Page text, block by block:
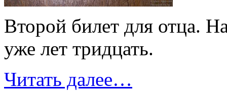
Второй билет для отца.
уже лет тридцать.
Читать далее…